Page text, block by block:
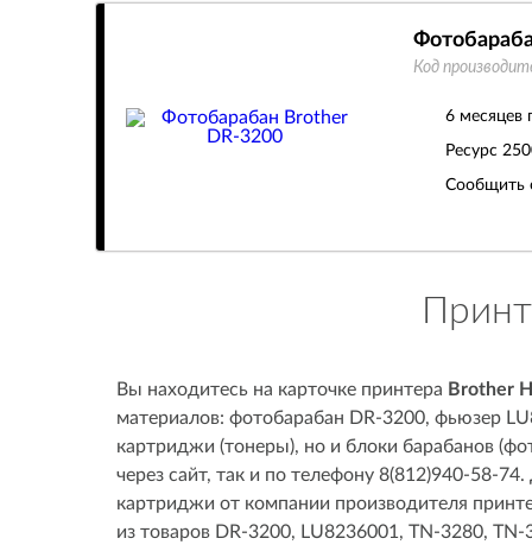
Код
6 месяцев
Ресурс
Сообщить
Вы находитесь на карточке принтера Brother
материалов: фотобарабан DR-3200, фьюзер
картриджи (тонеры), но и блоки барабанов
через сайт, так и по телефону 8(812)940-58-
картриджи от компании производителя
из товаров DR-3200, LU8236001, TN-3280,